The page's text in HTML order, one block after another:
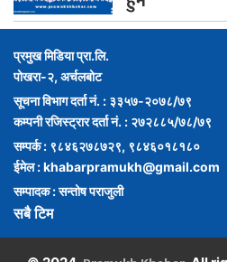
प्रमुख मिडिया प्रा.लि.
पोखरा-२, अर्चलबोट
सूचना विभाग दर्ता नं. : ३३५७-२०७८/७९
कम्पनी रजिस्ट्रार दर्ता नं. : २७२८८५/७८/७९
सम्पर्क : ९८४६२७८७२९, ९८४६०१८१८०
ईमेल :khabarpramukh@gmail.com
सम्पादक : सन्तोष पराजुली
सबै टिम